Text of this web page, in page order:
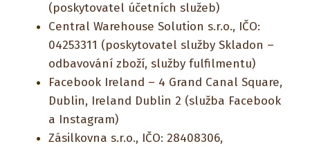
(poskytovatel účetních služeb)
Central Warehouse Solution s.r.o., IČO:
04253311 (poskytovatel služby Skladon –
odbavování zboží, služby fulfilmentu)
Facebook Ireland – 4 Grand Canal Square,
Dublin, Ireland Dublin 2 (služba Facebook
a Instagram)
Zásilkovna s.r.o., IČO: 28408306,